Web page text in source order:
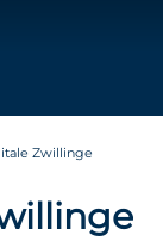
Zwillinge